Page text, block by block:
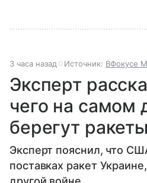
3 часа назад Источник: ВФокусе
Эксперт
чего на самом
берегут
Эксперт пояснил, что
поставках ракет